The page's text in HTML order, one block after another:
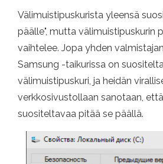
Välimuistipuskurista yleensä
päälle", mutta välimuistipuskurin
vaihtelee. Jopa yhden
Samsung -taikurissa on
välimuistipuskuri, ja heidän
verkkosivustollaan sanotaan,
suositeltavaa pitää se päällä.